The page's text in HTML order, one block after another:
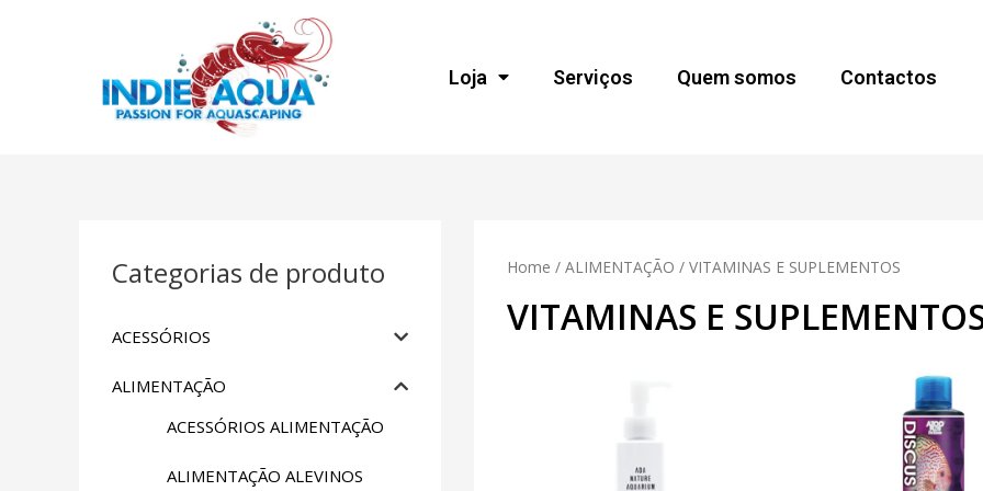
Loja Serviços Quem somos Contactos
Categorias de produto
ACESSÓRIOS
ALIMENTAÇÃO
ACESSÓRIOS ALIMENTAÇÃO
ALIMENTAÇÃO ALEVINOS
Home / ALIMENTAÇÃO / VITAMINAS E SUPLEMENTOS
VITAMINAS E